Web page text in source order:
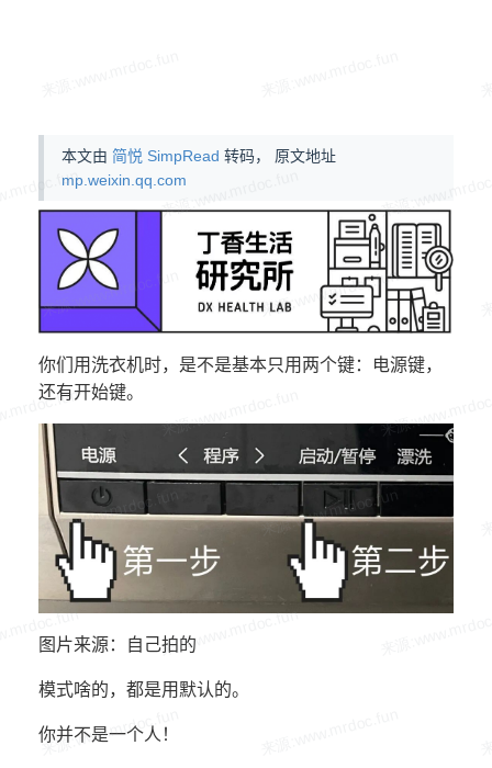
本文由 简悦 SimpRead 转码， 原文地址
mp.weixin.qq.com
你们用洗衣机时，是不是基本只用两个键：电源键，
还有开始键。
图片来源：自己拍的
模式啥的，都是用默认的。
你并不是一个人！